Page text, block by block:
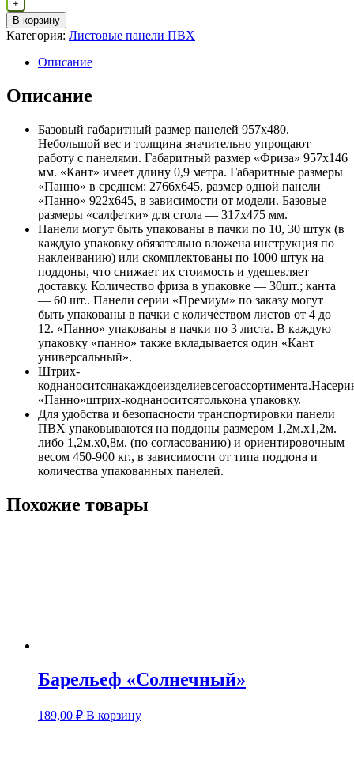
ПВХ
папортник
золотой
+
В корзину
Категория: Листовые панели ПВХ
Описание
Описание
Базовый габаритный размер панелей 957х480.
Небольшой вес и толщина значительно упрощают
работу с панелями. Габаритный размер «Фриза» 957х146
мм. «Кант» имеет длину 0,9 метра. Габаритные размеры
«Панно» в среднем: 2766х645, размер одной панели
«Панно» 922х645, в зависимости от модели. Базовые
размеры «салфетки» для стола — 317х475 мм.
Панели могут быть упакованы в пачки по 10, 30 штук (в
каждую упаковку обязательно вложена инструкция по
наклеиванию) или скомплектованы по 1000 штук на
поддоны, что снижает их стоимость и удешевляет
доставку. Количество фриза в упаковке — 30шт.; канта
— 60 шт.. Панели серии «Премиум» по заказу могут
быть упакованы в пачки с количеством листов от 4 до
12. «Панно» упакованы в пачки по 3 листа. В каждую
упаковку «панно» также вкладывается один «Кант
универсальный».
Штрих-
«Панно»штрих-коднаноситсятолькона упаковку.
Для удобства и безопасности транспортировки панели
ПВХ упаковываются на поддоны размером 1,2м.х1,2м.
либо 1,2м.х0,8м. (по согласованию) и ориентировочным
весом 450-900 кг., в зависимости от типа поддона и
количества упакованных панелей.
Похожие товары
Барельеф «Солнечный»
189,00 ₽ В корзину